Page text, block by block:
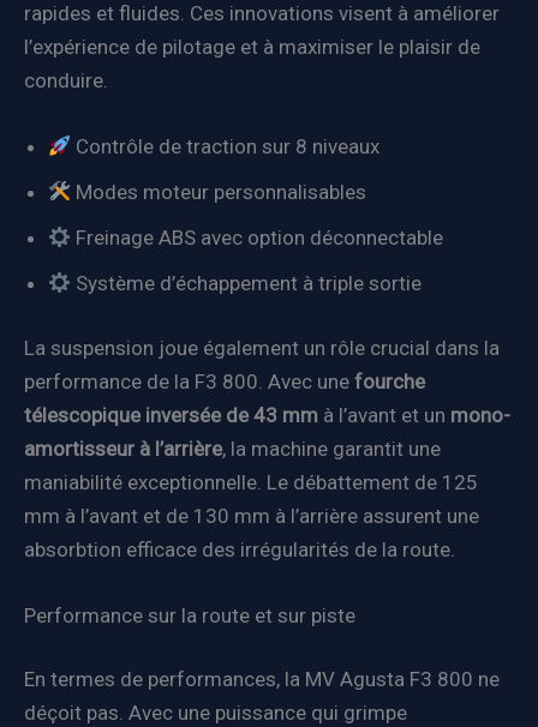
rapides et fluides. Ces innovations visent à améliorer
l’expérience de pilotage et à maximiser le plaisir de
conduire.
Contrôle de traction sur 8 niveaux
Modes moteur personnalisables
Freinage ABS avec option déconnectable
Système d’échappement à triple sortie
La suspension joue également un rôle crucial dans la
performance de la F3 800. Avec une fourche
télescopique inversée de 43 mm à l’avant et un mono-
amortisseur à l’arrière, la machine garantit une
maniabilité exceptionnelle. Le débattement de 125
mm à l’avant et de 130 mm à l’arrière assurent une
absorbtion efficace des irrégularités de la route.
Performance sur la route et sur piste
En termes de performances, la MV Agusta F3 800 ne
déçoit pas. Avec une puissance qui grimpe